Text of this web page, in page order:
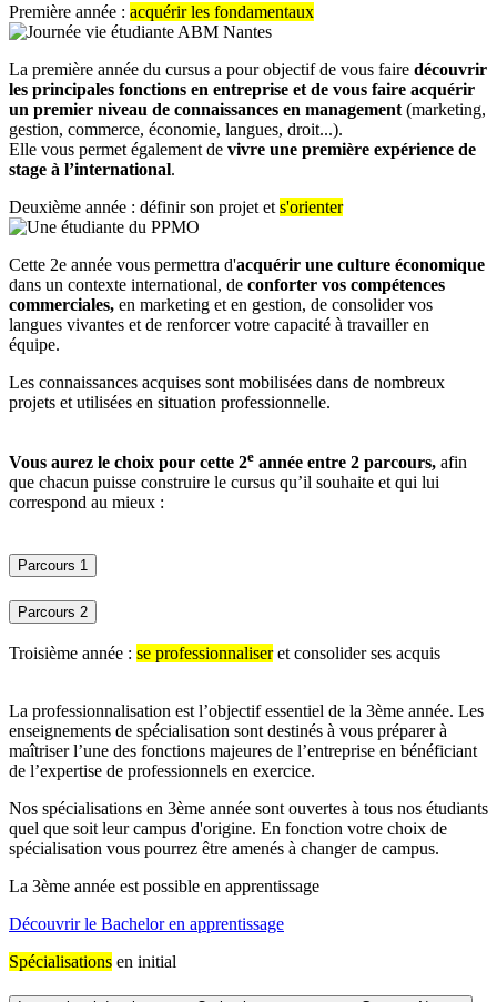
Première année : acquérir les fondamentaux
La première année du cursus a pour objectif de vous faire découvrir
les principales fonctions en entreprise et de vous faire acquérir
un premier niveau de connaissances en management (marketing,
gestion, commerce, économie, langues, droit...).
Elle vous permet également de vivre une première expérience de
stage à l’international.
Deuxième année : définir son projet et s'orienter
Cette 2e année vous permettra d'acquérir une culture économique
dans un contexte international, de conforter vos compétences
commerciales, en marketing et en gestion, de consolider vos
langues vivantes et de renforcer votre capacité à travailler en
équipe.
Les connaissances acquises sont mobilisées dans de nombreux
projets et utilisées en situation professionnelle.
Vous aurez le choix pour cette 2e année entre 2 parcours, afin
que chacun puisse construire le cursus qu’il souhaite et qui lui
correspond au mieux :
Parcours 1
Parcours 2
Troisième année : se professionnaliseret consolider ses acquis
La professionnalisation est l’objectif essentiel de la 3ème année. Les
enseignements de spécialisation sont destinés à vous préparer à
maîtriser l’une des fonctions majeures de l’entreprise en bénéficiant
de l’expertise de professionnels en exercice.
Nos spécialisations en 3ème année sont ouvertes à tous nos étudiants
quel que soit leur campus d'origine. En fonction votre choix de
spécialisation vous pourrez être amenés à changer de campus.
La 3ème année est possible en apprentissage
Découvrir le Bachelor en apprentissage
Spécialisations en initial